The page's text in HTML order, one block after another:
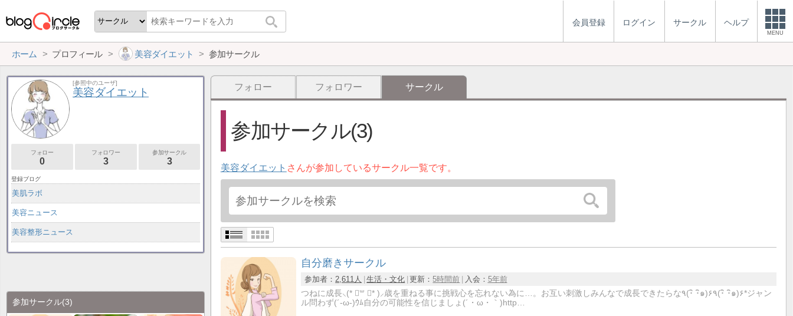
会員登録 ログイン サークル ヘルプ
MENU
ホーム プロフィール 美容ダイエット 参加サークル
フォロー フォロワー サークル
参加サークル(3)
美容ダイエット さんが参加しているサークル一覧です。
自分磨きサークル
参加者：2,611人 生活・文化 更新：5時間前 入会： 5年前
つねに成長⸜(* ॑꒳ ॑* )⸝歳を重ねる事に挑戦心を忘れない為に…。お互い刺激しみんなで成長できたらな٩(･ิ ･ิ๑)۶٩(･ิ ･ิ๑)۶*ジャン
ル問わず(´-ω-)ｳﾑ自分の可能性を信じましょ(´・ω・｀)http…
[参照中のユーザ]
美容ダイエット
フォロー
0
フォロワー
3
参加サークル
3
登録ブログ
美肌ラボ
美容ニュース
美容整形ニュース
参加サークル(3)